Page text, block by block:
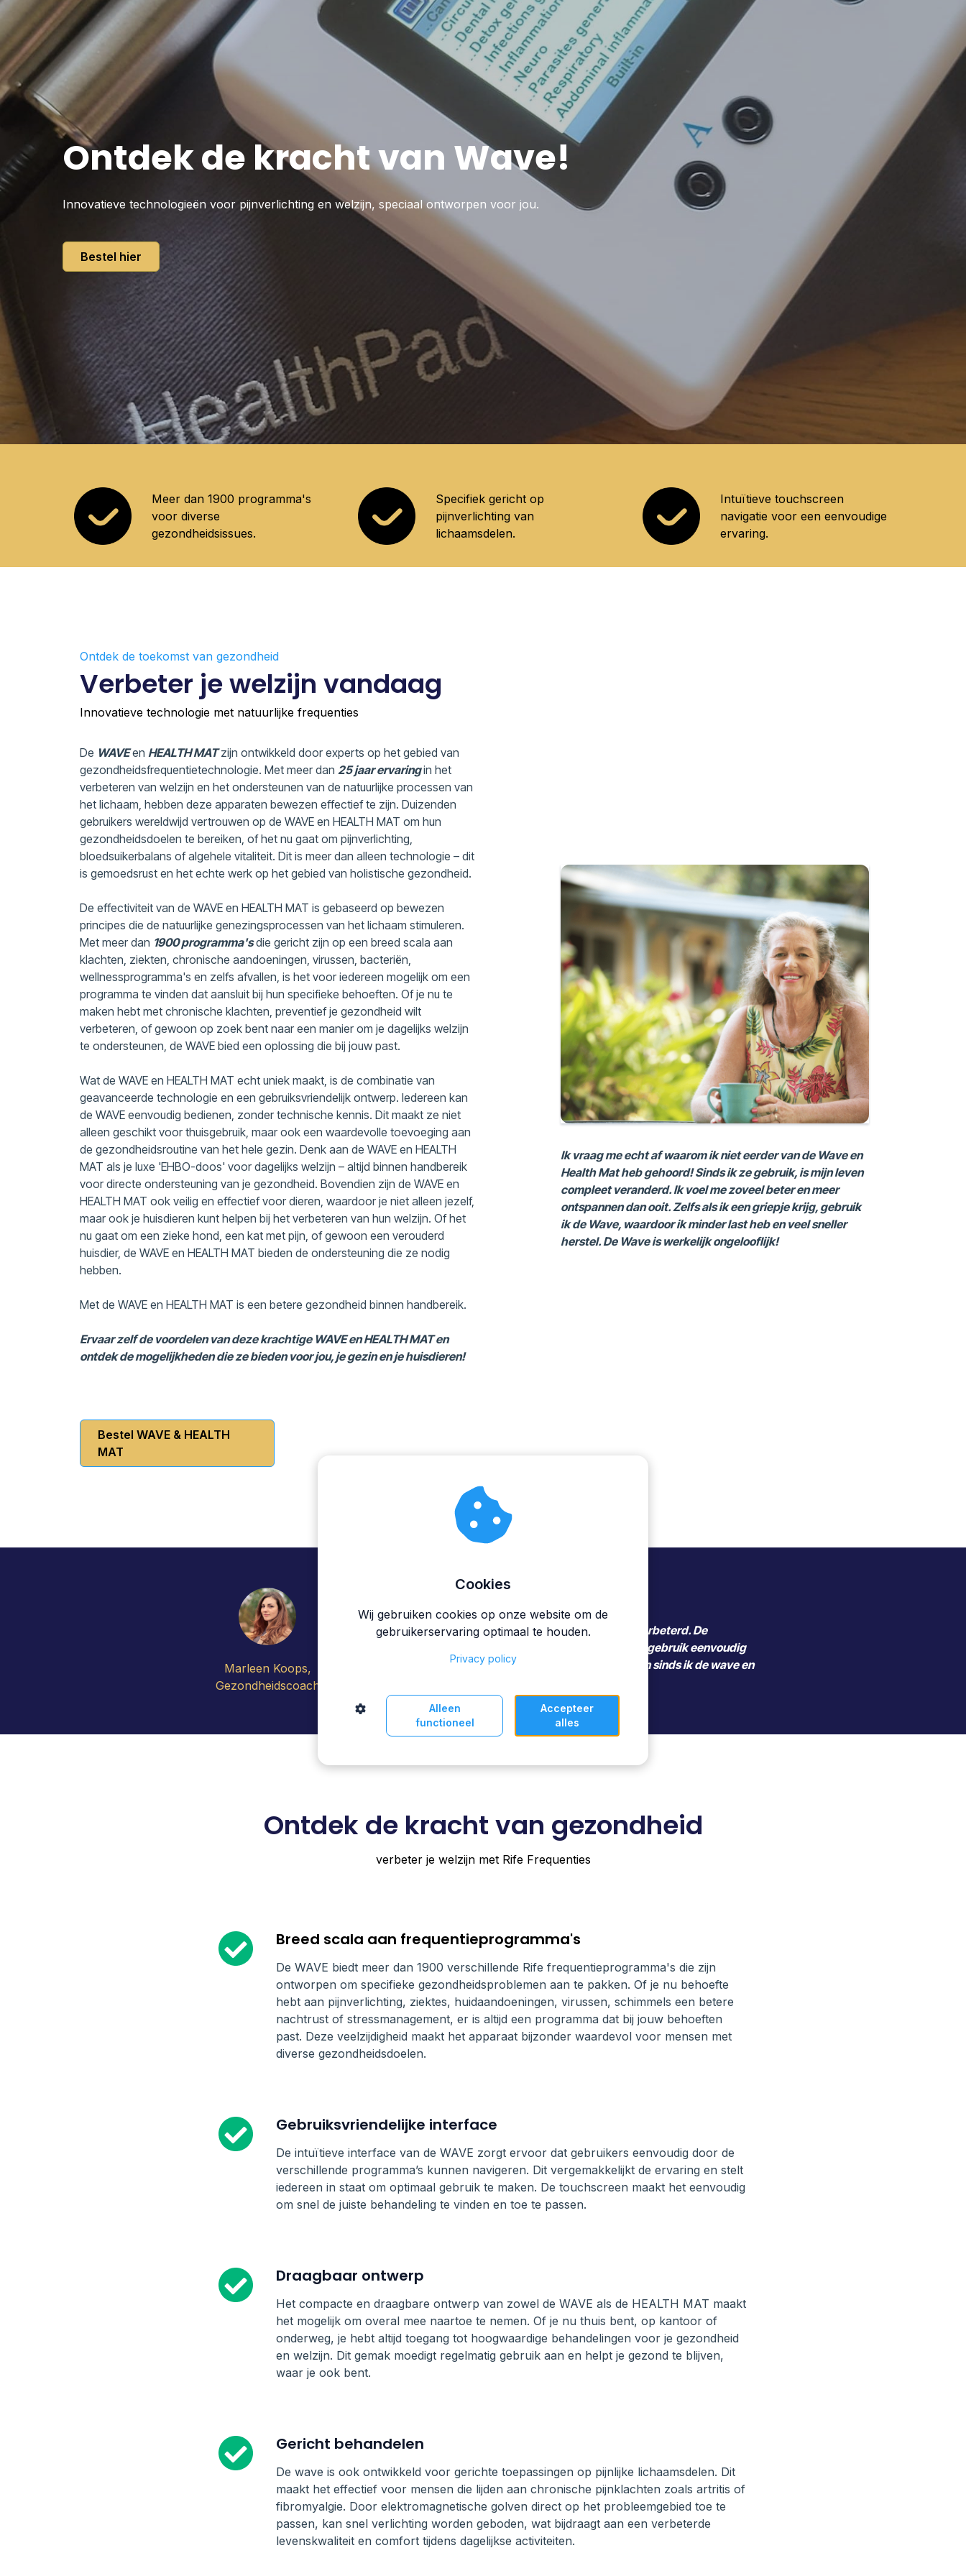
Ontdek de kracht van Wave!
Innovatieve technologieën voor pijnverlichting en welzijn, speciaal ontworpen voor jou.
Bestel hier
Meer dan 1900 programma's
voor diverse
gezondheidsissues.
Specifiek gericht op
pijnverlichting van
lichaamsdelen.
Intuïtieve touchscreen
navigatie voor een eenvoudige
ervaring.
Ontdek de toekomst van gezondheid
Verbeter je welzijn vandaag
Innovatieve technologie met natuurlijke frequenties
De WAVEen HEALTH MAT zijn ontwikkeld door experts op het gebied van
gezondheidsfrequentietechnologie. Met meer dan 25 jaar ervaringin het
verbeteren van welzijn en het ondersteunen van de natuurlijke processen van
het lichaam, hebben deze apparaten bewezen effectief te zijn. Duizenden
gebruikers wereldwijd vertrouwen op de WAVE en HEALTH MAT om hun
gezondheidsdoelen te bereiken, of het nu gaat om pijnverlichting,
bloedsuikerbalans of algehele vitaliteit. Dit is meer dan alleen technologie – dit
is gemoedsrust en het echte werk op het gebied van holistische gezondheid.
De effectiviteit van de WAVE en HEALTH MAT is gebaseerd op bewezen
principes die de natuurlijke genezingsprocessen van het lichaam stimuleren.
Met meer dan 1900 programma's die gericht zijn op een breed scala aan
klachten, ziekten, chronische aandoeningen, virussen, bacteriën,
wellnessprogramma's en zelfs afvallen, is het voor iedereen mogelijk om een
programma te vinden dat aansluit bij hun specifieke behoeften. Of je nu te
maken hebt met chronische klachten, preventief je gezondheid wilt
verbeteren, of gewoon op zoek bent naar een manier om je dagelijks welzijn
te ondersteunen, de WAVE bied een oplossing die bij jouw past.
Wat de WAVE en HEALTH MAT echt uniek maakt, is de combinatie van
geavanceerde technologie en een gebruiksvriendelijk ontwerp. Iedereen kan
de WAVE eenvoudig bedienen, zonder technische kennis. Dit maakt ze niet
alleen geschikt voor thuisgebruik, maar ook een waardevolle toevoeging aan
de gezondheidsroutine van het hele gezin. Denk aan de WAVE en HEALTH
MAT als je luxe 'EHBO-doos' voor dagelijks welzijn – altijd binnen handbereik
voor directe ondersteuning van je gezondheid. Bovendien zijn de WAVE en
HEALTH MAT ook veilig en effectief voor dieren, waardoor je niet alleen jezelf,
maar ook je huisdieren kunt helpen bij het verbeteren van hun welzijn. Of het
nu gaat om een zieke hond, een kat met pijn, of gewoon een verouderd
huisdier, de WAVE en HEALTH MAT bieden de ondersteuning die ze nodig
hebben.
Met de WAVE en HEALTH MAT is een betere gezondheid binnen handbereik.
Ervaar zelf de voordelen van deze krachtige WAVE en HEALTH MAT en
ontdek de mogelijkheden die ze bieden voor jou, je gezin en je huisdieren!
Bestel WAVE & HEALTH
MAT
Ik vraag me echt af waarom ik niet eerder van de Wave en
Health Mat heb gehoord! Sinds ik ze gebruik, is mijn leven
compleet veranderd. Ik voel me zoveel beter en meer
ontspannen dan ooit. Zelfs als ik een griepje krijg, gebruik
ik de Wave, waardoor ik minder last heb en veel sneller
herstel. De Wave is werkelijk ongelooflijk!
Marleen Koops,
Gezondheidscoach
De WAVE en HEALTH MAT hebben mijn welzijn enorm verbeterd. De
frequentieprogramma's zijn effectief, wat het dagelijks gebruik eenvoudig
maakt. Ik voel me energieker en heb minder pijnklachten sinds ik de wave en
Ontdek de kracht van gezondheid
verbeter je welzijn met Rife Frequenties
Breed scala aan frequentieprogramma's
De WAVE biedt meer dan 1900 verschillende Rife frequentieprogramma's die zijn
ontworpen om specifieke gezondheidsproblemen aan te pakken. Of je nu behoefte
hebt aan pijnverlichting, ziektes, huidaandoeningen, virussen, schimmels een betere
nachtrust of stressmanagement, er is altijd een programma dat bij jouw behoeften
past. Deze veelzijdigheid maakt het apparaat bijzonder waardevol voor mensen met
diverse gezondheidsdoelen.
Gebruiksvriendelijke interface
De intuïtieve interface van de WAVE zorgt ervoor dat gebruikers eenvoudig door de
verschillende programma’s kunnen navigeren. Dit vergemakkelijkt de ervaring en stelt
iedereen in staat om optimaal gebruik te maken. De touchscreen maakt het eenvoudig
om snel de juiste behandeling te vinden en toe te passen.
Draagbaar ontwerp
Het compacte en draagbare ontwerp van zowel de WAVE als de HEALTH MAT maakt
het mogelijk om overal mee naartoe te nemen. Of je nu thuis bent, op kantoor of
onderweg, je hebt altijd toegang tot hoogwaardige behandelingen voor je gezondheid
en welzijn. Dit gemak moedigt regelmatig gebruik aan en helpt je gezond te blijven,
waar je ook bent.
Gericht behandelen
De wave is ook ontwikkeld voor gerichte toepassingen op pijnlijke lichaamsdelen. Dit
maakt het effectief voor mensen die lijden aan chronische pijnklachten zoals artritis of
fibromyalgie. Door elektromagnetische golven direct op het probleemgebied toe te
passen, kan snel verlichting worden geboden, wat bijdraagt aan een verbeterde
levenskwaliteit en comfort tijdens dagelijkse activiteiten.
Cookies
Wij gebruiken cookies op onze website om de
gebruikerservaring optimaal te houden.
Privacy policy
Alleen
functioneel
Accepteer
alles